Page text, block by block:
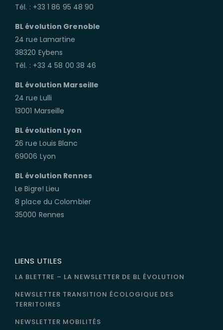
Tél. : +33 1 86 95 48 90
BL évolution Grenoble
24 rue Lamartine
38320 Eybens
Tél. : +33 4 58 00 38 46
BL évolution Marseille
24 rue Lulli
13001 Marseille
BL évolution Lyon
26 rue Louis Blanc
69006 Lyon
BL évolution Rennes
Le Bigre! Lieu
8 place du Colombier
35000 Rennes
LIENS UTILES
LA BLETTRE – LA NEWSLETTER DE BL ÉVOLUTION
NEWSLETTER TRANSITION ÉCOLOGIQUE DES
TERRITOIRES
NEWSLETTER MOBILITÉS